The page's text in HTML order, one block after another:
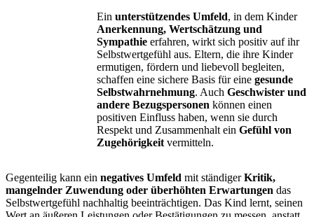
Ein unterstützendes Umfeld, in dem Kinder
Anerkennung, Wertschätzung und
Sympathieerfahren, wirkt sich positiv auf ihr
Selbstwertgefühl aus. Eltern, die ihre Kinder
ermutigen, fördern und liebevoll begleiten,
schaffen eine sichere Basis für eine gesunde
Selbstwahrnehmung. Auch Geschwister und
andere Bezugspersonen können einen
positiven Einfluss haben, wenn sie durch
Respekt und Zusammenhalt ein Gefühl von
Zugehörigkeitvermitteln.
Gegenteilig kann ein negatives Umfeld mit ständigerKritik,
mangelnder Zuwendung oder überhöhten Erwartungen das
Selbstwertgefühl nachhaltig beeinträchtigen. Das Kind lernt, seinen